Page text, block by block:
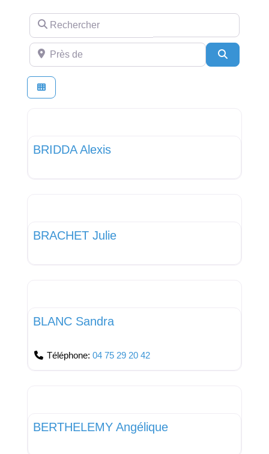
Rechercher
Près de
BRIDDA Alexis
BRACHET Julie
BLANC Sandra
Téléphone: 04 75 29 20 42
BERTHELEMY Angélique